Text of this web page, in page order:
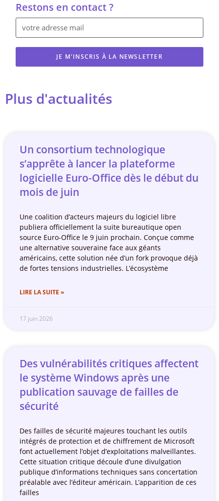
Restons en contact ?
JE M'INSCRIS À LA NEWSLETTER
Plus d'actualités
Un consortium technologique
s’apprête à lancer la plateforme
logicielle Euro-Office dès le début du
mois de juin
Une coalition d’acteurs majeurs du logiciel libre
publiera officiellement la suite bureautique open
source Euro-Office le 9 juin prochain. Conçue comme
une alternative souveraine face aux géants
américains, cette solution née d’un fork provoque déjà
de fortes tensions industrielles. L’écosystème
LIRE LA SUITE »
17 juin 2026
Des vulnérabilités critiques affectent
le système Windows après une
publication sauvage de failles de
sécurité
Des failles de sécurité majeures touchant les outils
intégrés de protection et de chiffrement de Microsoft
font actuellement l’objet d’exploitations malveillantes.
Cette situation critique découle d’une divulgation
publique d’informations techniques sans concertation
préalable avec l’éditeur américain. L’apparition de ces
failles